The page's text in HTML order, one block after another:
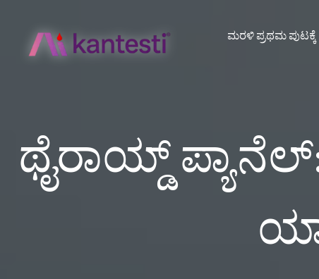
ಮರಳಿ ಪ್ರಥಮ ಪುಟಕ್ಕೆ
ಥೈರಾಯ್ಡ್